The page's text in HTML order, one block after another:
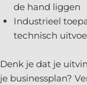
de hand liggen
Industrieel
technisch
Denk je dat je
je businessplan?